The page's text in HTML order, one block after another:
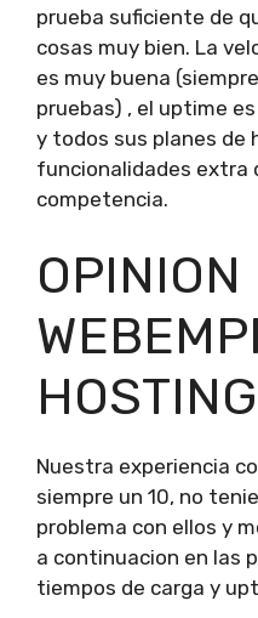
prueba suficiente de
cosas muy bien. La
es muy buena
pruebas) , el uptime
y todos sus planes de
funcionalidades extra
competencia.
OPINION
HOSTING
Nuestra experiencia
siempre un 10, no
problema con ellos y
a continuacion en las
tiempos de carga y